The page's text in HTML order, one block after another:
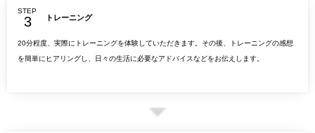
STEP
トレーニング
20分程度、実際にトレーニングを体験していただきます。その後、トレーニングの感想
を簡単にヒアリングし、日々の生活に必要なアドバイスなどをお伝えします。